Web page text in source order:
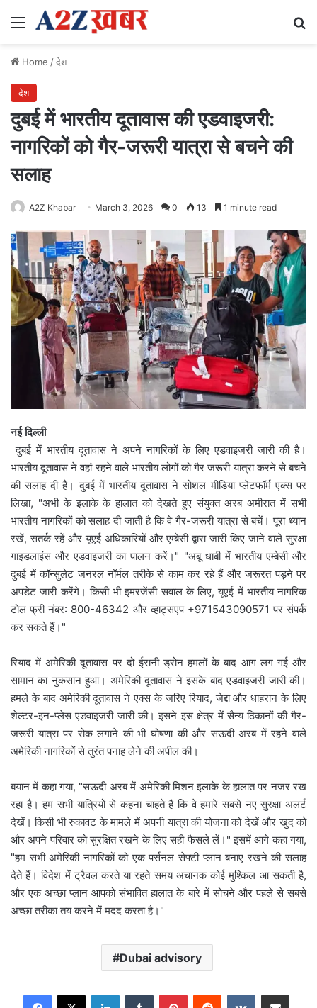
Menu
Home /देश
देश
दुबई में भारतीय दूतावास की एडवाइजरी:
नागरिकों को गैर-जरूरी यात्रा से बचने की
सलाह
A2Z Khabar March 3, 2026 0 13 1 minute read
नई दिल्ली
दुबई में भारतीय दूतावास ने अपने नागरिकों के लिए एडवाइजरी जारी की है।
भारतीय दूतावास ने वहां रहने वाले भारतीय लोगों को गैर जरूरी यात्रा करने से बचने
की सलाह दी है। दुबई में भारतीय दूतावास ने सोशल मीडिया प्लेटफॉर्म एक्स पर
लिखा, "अभी के इलाके के हालात को देखते हुए संयुक्त अरब अमीरात में सभी
भारतीय नागरिकों को सलाह दी जाती है कि वे गैर-जरूरी यात्रा से बचें। पूरा ध्यान
रखें, सतर्क रहें और यूएई अधिकारियों और एम्बेसी द्वारा जारी किए जाने वाले सुरक्षा
गाइडलाइंस और एडवाइजरी का पालन करें।" "अबू धाबी में भारतीय एम्बेसी और
दुबई में कॉन्सुलेट जनरल नॉर्मल तरीके से काम कर रहे हैं और जरूरत पड़ने पर
अपडेट जारी करेंगे। किसी भी इमरजेंसी सवाल के लिए, यूएई में भारतीय नागरिक
टोल फ्री नंबर: 800-46342 और व्हाट्सएप +971543090571 पर संपर्क
कर सकते हैं।"
रियाद में अमेरिकी दूतावास पर दो ईरानी ड्रोन हमलों के बाद आग लग गई और
सामान का नुकसान हुआ। अमेरिकी दूतावास ने इसके बाद एडवाइजरी जारी की।
हमले के बाद अमेरिकी दूतावास ने एक्स के जरिए रियाद, जेद्दा और धाहरान के लिए
शेल्टर-इन-प्लेस एडवाइजरी जारी की। इसने इस क्षेत्र में सैन्य ठिकानों की गैर-
जरूरी यात्रा पर रोक लगाने की भी घोषणा की और सऊदी अरब में रहने वाले
अमेरिकी नागरिकों से तुरंत पनाह लेने की अपील की।
बयान में कहा गया, "सऊदी अरब में अमेरिकी मिशन इलाके के हालात पर नजर रख
रहा है। हम सभी यात्रियों से कहना चाहते हैं कि वे हमारे सबसे नए सुरक्षा अलर्ट
देखें। किसी भी रुकावट के मामले में अपनी यात्रा की योजना को देखें और खुद को
और अपने परिवार को सुरक्षित रखने के लिए सही फैसले लें।" इसमें आगे कहा गया,
"हम सभी अमेरिकी नागरिकों को एक पर्सनल सेफ्टी प्लान बनाए रखने की सलाह
देते हैं। विदेश में ट्रैवल करते या रहते समय अचानक कोई मुश्किल आ सकती है,
और एक अच्छा प्लान आपको संभावित हालात के बारे में सोचने और पहले से सबसे
अच्छा तरीका तय करने में मदद करता है।"
Dubai advisory
LinkedInTumblr PinterestReddit VKontakteShare via Email